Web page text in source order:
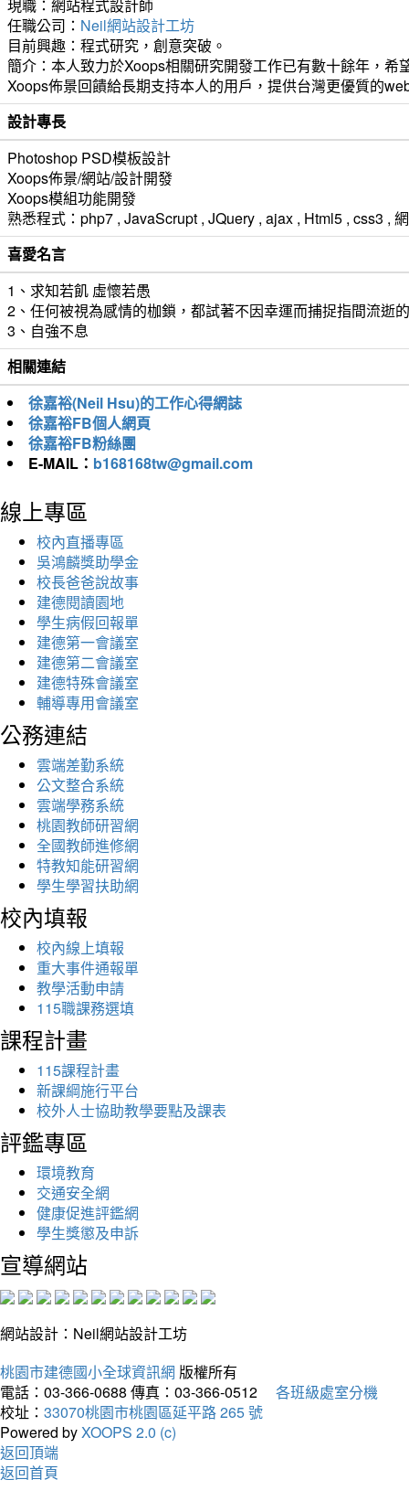
現職：網站程式設計師
任職公司： Neil網站設計工坊
目前興趣：程式研究，創意突破。
簡介：本人致力於Xoops相關研究開發工作已有數十餘年，
Xoops佈景回饋給長期支持本人的用戶，提供台灣更優質的
設計專長
Photoshop PSD模板設計
Xoops佈景/網站/設計開發
Xoops模組功能開發
熟悉程式：php7 , JavaScrupt , JQuery , ajax , Html5 , css3 ,
喜愛名言
1、求知若飢 虛懷若愚
2、任何被視為感情的枷鎖，都試著不因幸運而捕捉指間流逝
3、自強不息
相關連結
徐嘉裕(Neil Hsu)的工作心得網誌
徐嘉裕FB個人網頁
徐嘉裕FB粉絲團
E-MAIL： b168168tw@gmail.com
線上專區
校內直播專區
吳鴻麟獎助學金
校長爸爸說故事
建德閱讀園地
學生病假回報單
建德第一會議室
建德第二會議室
建德特殊會議室
輔導專用會議室
公務連結
雲端差勤系統
公文整合系統
雲端學務系統
桃園教師研習網
全國教師進修網
特教知能研習網
學生學習扶助網
校內填報
校內線上填報
重大事件通報單
教學活動申請
115職課務選填
課程計畫
115課程計畫
新課綱施行平台
校外人士協助教學要點及課表
評鑑專區
環境教育
交通安全網
健康促進評鑑網
學生獎懲及申訴
宣導網站
網站設計：Neil網站設計工坊
桃園市建德國小全球資訊網 版權所有
電話：03-366-0688 傳真：03-366-0512
各班級處室分機
校址： 33070桃園市桃園區延平路 265 號
Powered byXOOPS 2.0 (c)
返回頂端
返回首頁